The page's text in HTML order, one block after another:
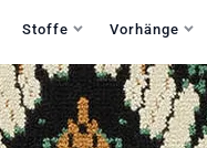
Stoffe Vorhänge